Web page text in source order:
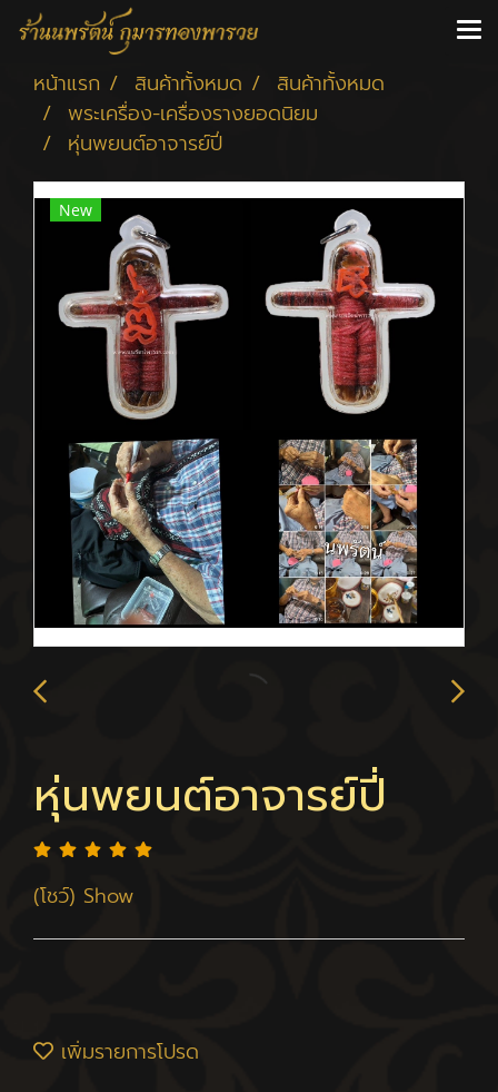
หน้าแรก สินค้าทั้งหมด
สินค้าทั้งหมด
พระเครื่อง-เครื่องรางยอดนิยม
หุ่นพยนต์อาจารย์ปี่
New
หุ่นพยนต์อาจารย์ปี่
(โชว์) Show
เพิ่มรายการโปรด